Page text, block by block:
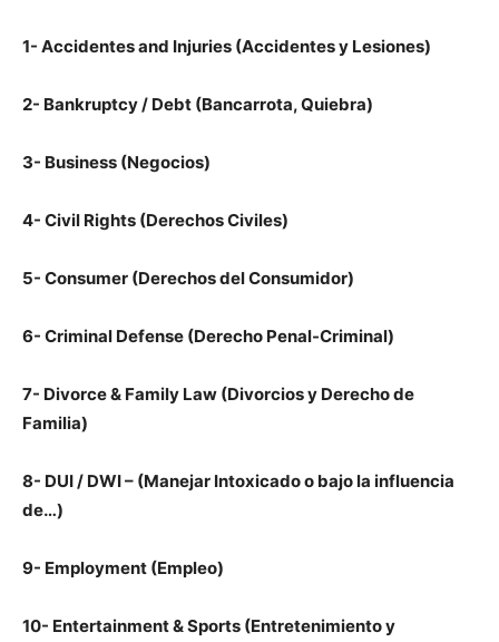
1- Accidentes and Injuries (Accidentes y Lesiones)
2- Bankruptcy / Debt (Bancarrota, Quiebra)
3- Business (Negocios)
4- Civil Rights (Derechos Civiles)
5- Consumer (Derechos del Consumidor)
6- Criminal Defense (Derecho Penal-Criminal)
7- Divorce & Family Law (Divorcios y Derecho de
Familia)
8- DUI / DWI – (Manejar Intoxicado o bajo la influencia
de…)
9- Employment (Empleo)
10- Entertainment & Sports (Entretenimiento y